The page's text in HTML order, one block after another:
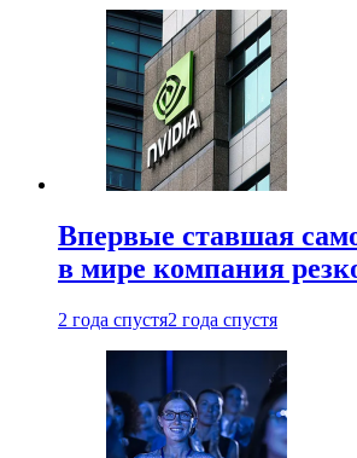
Впервые ставшая
в мире компания
2 года спустя2 года спустя